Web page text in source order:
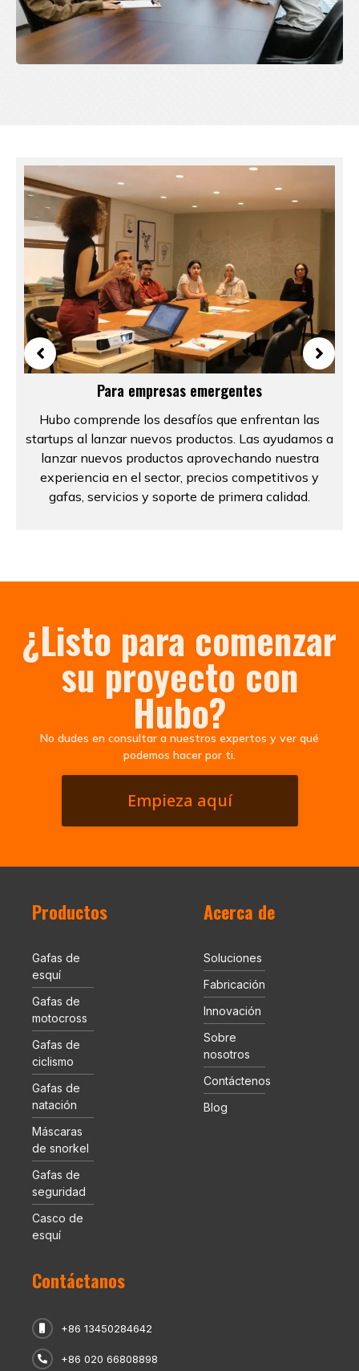
Para empresas emergentes
Hubo comprende los desafíos que enfrentan las
startups al lanzar nuevos productos. Las ayudamos a
lanzar nuevos productos aprovechando nuestra
experiencia en el sector, precios competitivos y
gafas, servicios y soporte de primera calidad.
¿Listo para comenzar
su proyecto con
Hubo?
No dudes en consultar a nuestros expertos y ver qué
podemos hacer por ti.
Empieza aquí
Productos
Gafas de
esquí
Gafas de
motocross
Gafas de
ciclismo
Gafas de
natación
Máscaras
de snorkel
Gafas de
seguridad
Casco de
esquí
Acerca de
Soluciones
Fabricación
Innovación
Sobre
nosotros
Contáctenos
Blog
Contáctanos
+86 13450284642
+86 020 66808898